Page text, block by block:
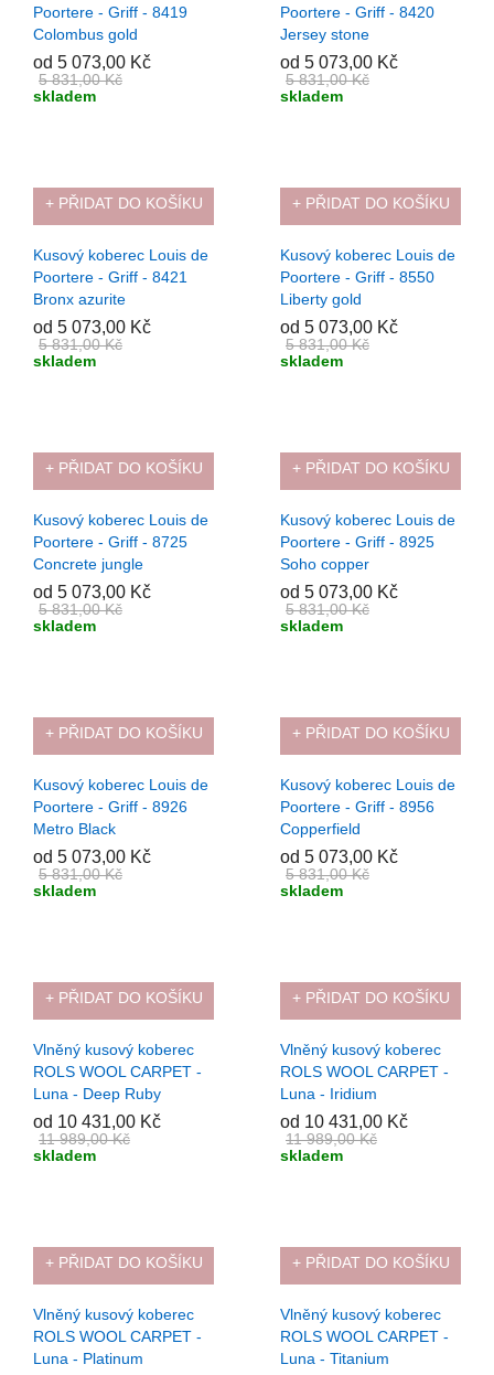
Poortere - Griff - 8419
Colombus gold
od 5 073,00 Kč
5 831,00 Kč
skladem
Poortere - Griff - 8420
Jersey stone
od 5 073,00 Kč
5 831,00 Kč
skladem
-13%
+ PŘIDAT DO KOŠÍKU
Kusový koberec Louis de
Poortere - Griff - 8421
Bronx azurite
od 5 073,00 Kč
5 831,00 Kč
skladem
-13%
+ PŘIDAT DO KOŠÍKU
Kusový koberec Louis de
Poortere - Griff - 8550
Liberty gold
od 5 073,00 Kč
5 831,00 Kč
skladem
-13%
+ PŘIDAT DO KOŠÍKU
Kusový koberec Louis de
Poortere - Griff - 8725
Concrete jungle
od 5 073,00 Kč
5 831,00 Kč
skladem
-13%
+ PŘIDAT DO KOŠÍKU
Kusový koberec Louis de
Poortere - Griff - 8925
Soho copper
od 5 073,00 Kč
5 831,00 Kč
skladem
-13%
+ PŘIDAT DO KOŠÍKU
Kusový koberec Louis de
Poortere - Griff - 8926
Metro Black
od 5 073,00 Kč
5 831,00 Kč
skladem
-13%
+ PŘIDAT DO KOŠÍKU
Kusový koberec Louis de
Poortere - Griff - 8956
Copperfield
od 5 073,00 Kč
5 831,00 Kč
skladem
-13%
+ PŘIDAT DO KOŠÍKU
Vlněný kusový koberec
ROLS WOOL CARPET -
Luna - Deep Ruby
od 10 431,00 Kč
11 989,00 Kč
skladem
-13%
+ PŘIDAT DO KOŠÍKU
Vlněný kusový koberec
ROLS WOOL CARPET -
Luna - Iridium
od 10 431,00 Kč
11 989,00 Kč
skladem
-13%
+ PŘIDAT DO KOŠÍKU
Vlněný kusový koberec
ROLS WOOL CARPET -
Luna - Platinum
-13%
+ PŘIDAT DO KOŠÍKU
Vlněný kusový koberec
ROLS WOOL CARPET -
Luna - Titanium